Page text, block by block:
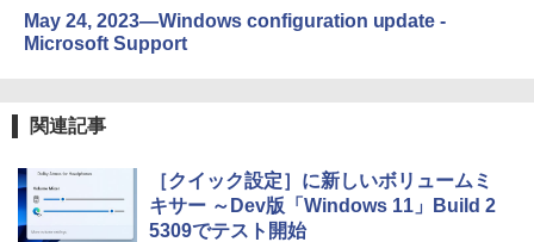
FM TOWNS ハイパー・カタログ: 本体ハ
売)
レージ、ノート機能搭載、明るさ自動調
整、色調調節ライト、プレミアムペン付
き、グラファイト
May 24, 2023—Windows configuration update -
Microsoft Support
関連記事
［クイック設定］に新しいボリュームミ
キサー ～Dev版「Windows 11」Build 2
5309でテスト開始